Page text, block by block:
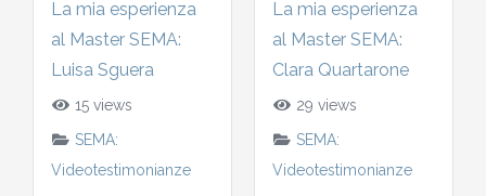
La mia esperienza
al Master SEMA:
Luisa Sguera
15 views
SEMA:
Videotestimonianze
La mia esperienza
al Master SEMA:
Clara Quartarone
29 views
SEMA:
Videotestimonianze